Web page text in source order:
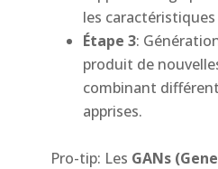
les
Étape 3:
produit de
combinant
apprises.
Pro-tip: Les GANs